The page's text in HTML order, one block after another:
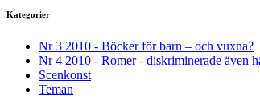
Kategorier
Nr 3 2010 - Böcker för barn – och vuxna?
Nr 4 2010 - Romer - diskriminerade även
Scenkonst
Teman